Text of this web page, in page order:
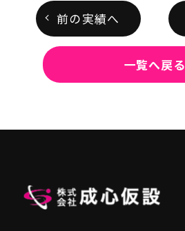
前の実績へ
一覧へ戻る